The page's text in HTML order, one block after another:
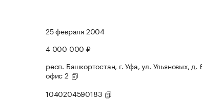
25 февраля 2004
4 000 000 ₽
респ. Башкортостан, г. Уфа, ул. Ульяновых, д.
офис 2
1040204590183